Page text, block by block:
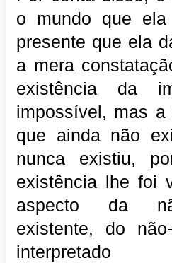
o mundo que
presente que ela
a mera
existência da
impossível, mas
que ainda não
nunca existiu,
existência lhe foi
aspecto da
existente, do